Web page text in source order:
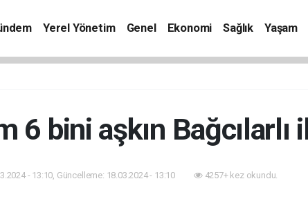
Yerel Yönetim Genel Ekonomi Sağlık Yaşam
6 bini aşkın Bağcılarlı
- 13:10, Güncelleme: 18.03.2024 - 13:10 4257+ kez okundu.